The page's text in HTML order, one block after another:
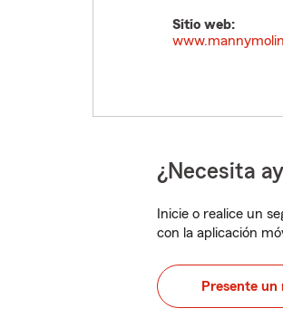
Sitio web:
¿Necesita
Inicie o realice un
con la aplicación
Presente un